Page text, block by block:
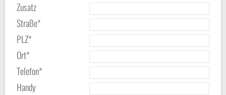
Zusatz
Straße*
PLZ*
Ort*
Telefon*
Handy